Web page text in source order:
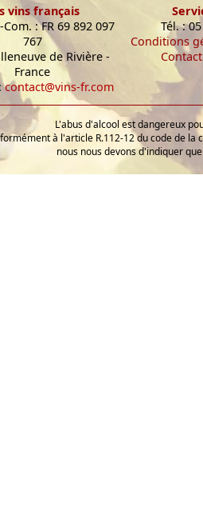
vins français
: FR 69 892 097
767
de Rivière -
France
contact@vins-fr.com
Tél. :
Conditions
Contact
L'abus d'alcool est dangereux
à l'article R.112-12 du code de la
nous nous devons d'indiquer